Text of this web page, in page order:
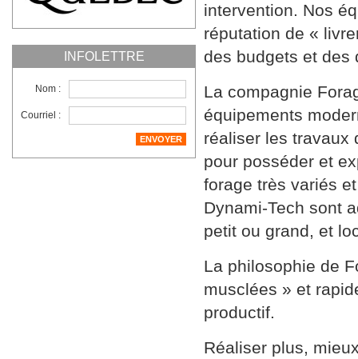
INFOLETTRE
Nom :
Courriel :
intervention. Nos
réputation de «
des budgets et des
La compagnie
équipements
réaliser les travaux
pour posséder et
forage très variés
Dynami-Tech sont
petit ou grand, et
La philosophie de
musclées » et
productif.
Réaliser plus,